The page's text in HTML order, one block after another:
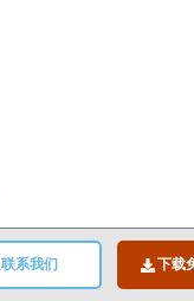
联系我们 下载